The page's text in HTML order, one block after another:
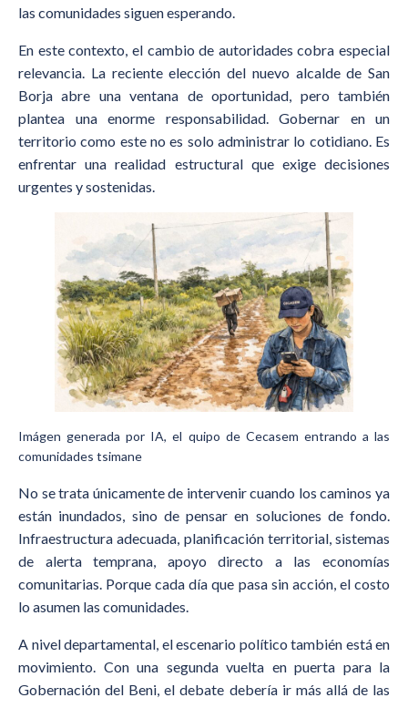
las comunidades siguen esperando.
En este contexto, el cambio de autoridades cobra especial
relevancia. La reciente elección del nuevo alcalde de San
Borja abre una ventana de oportunidad, pero también
plantea una enorme responsabilidad. Gobernar en un
territorio como este no es solo administrar lo cotidiano. Es
enfrentar una realidad estructural que exige decisiones
urgentes y sostenidas.
Imágen generada por IA, el quipo de Cecasem entrando a las
comunidades tsimane
No se trata únicamente de intervenir cuando los caminos ya
están inundados, sino de pensar en soluciones de fondo.
Infraestructura adecuada, planificación territorial, sistemas
de alerta temprana, apoyo directo a las economías
comunitarias. Porque cada día que pasa sin acción, el costo
lo asumen las comunidades.
A nivel departamental, el escenario político también está en
movimiento. Con una segunda vuelta en puerta para la
Gobernación del Beni, el debate debería ir más allá de las